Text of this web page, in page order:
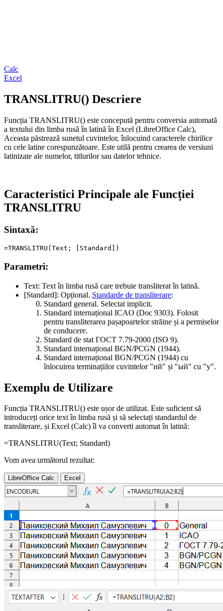
Calc
Excel
TRANSLITRU() Descriere
Funcția TRANSLITRU() este concepută pentru conversia automată
a textului din limba rusă în latină în Excel (LibreOffice Calc),
Aceasta păstrează sunetul cuvintelor, înlocuind caracterele chirilice
cu cele latine corespunzătoare. Este utilă pentru crearea de versiuni
latinizate ale numelor, titlurilor sau datelor tehnice.
Caracteristici Principale ale Funcției
TRANSLITRU
Sintaxă:
Parametri:
Text: Text în limba rusă care trebuie transliterat în latină.
[Standard]: Opțional. Standarde de transliterare:
Standard general. Selectat implicit.
Standard internațional ICAO (Doc 9303). Folosit
pentru transliterarea pașapoartelor străine și a permiselor
de conducere.
Standard de stat ГОСТ 7.79-2000 (ISO 9).
Standard internațional BGN/PCGN (1944).
Standard internațional BGN/PCGN (1944) cu
înlocuirea terminațiilor cuvintelor "ий" și "ый" cu "y".
Exemplu de Utilizare
Funcția TRANSLITRU() este ușor de utilizat. Este suficient să
introduceți orice text în limba rusă și să selectați standardul de
transliterare, și Excel (Calc) îl va converti automat în latină:
=TRANSLITRU(Text; Standard)
Vom avea următorul rezultat:
LibreOffice Calc Excel